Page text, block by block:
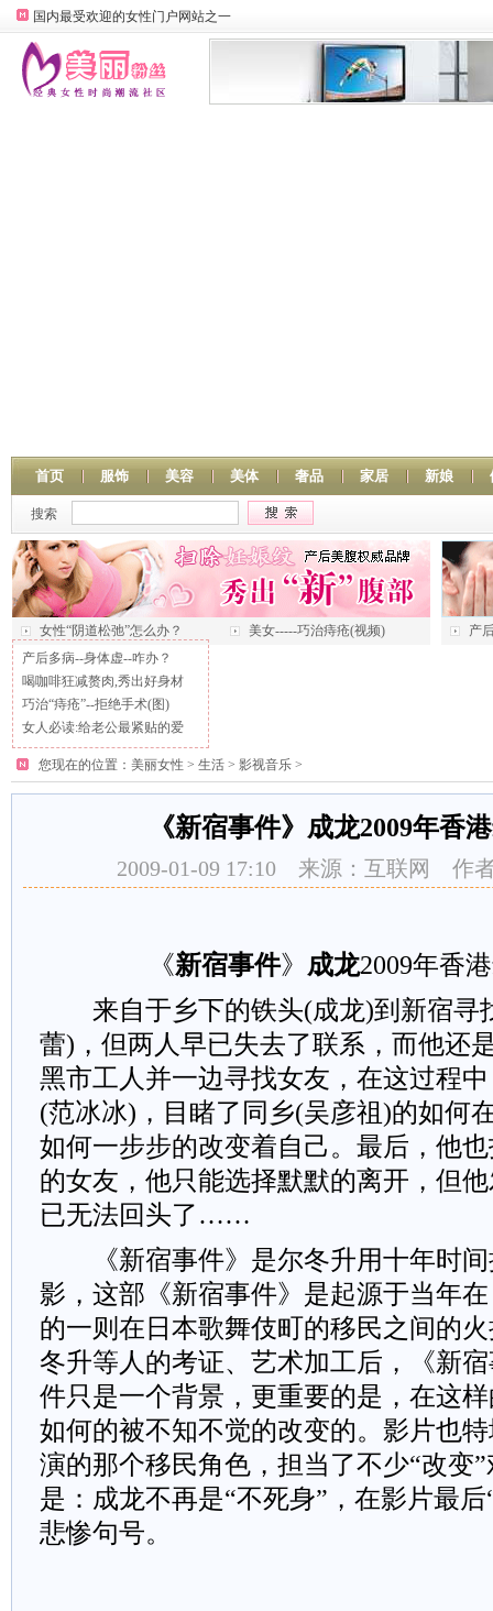
国内最受欢迎的女性门户网站之一
首页 服饰 美容 美体 奢品 家居 新娘
搜索
女性“阴道松弛”怎么办？ 美女-----巧治痔疮(视频)
产
产后多病--身体虚--咋办？
喝咖啡狂减赘肉,秀出好身材
巧治“痔疮”--拒绝手术(图)
女人必读:给老公最紧贴的爱
您现在的位置： 美丽女性 > 生活 > 影视音乐 >
《新宿事件》成龙2009年香
2009-01-09 17:10 来源：互联网
《新宿事件》 成龙2009年香
来自于乡下的铁头(成龙)到新宿寻
蕾)，但两人早已失去了联系，而他还
黑市工人并一边寻找女友，在这过程
(范冰冰)，目睹了同乡(吴彦祖)的如何
如何一步步的改变着自己。最后，他
的女友，他只能选择默默的离开，但
已无法回头了……
《新宿事件》是尔冬升用十年时间
影，这部《新宿事件》是起源于当年
的一则在日本歌舞伎町的移民之间的
冬升等人的考证、艺术加工后，《新
件只是一个背景，更重要的是，在这
如何的被不知不觉的改变的。影片也
演的那个移民角色，担当了不少“改变
是：成龙不再是“不死身”，在影片最
悲惨句号。